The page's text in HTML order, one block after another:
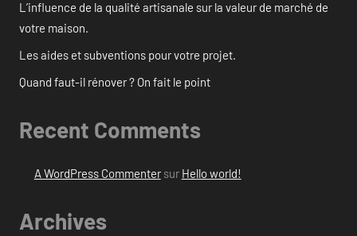
L’influence de la qualité artisanale sur la valeur de marché de
votre maison.
Les aides et subventions pour votre projet.
Quand faut-il rénover ? On fait le point
Recent Comments
A WordPress Commentersur Hello world!
Archives